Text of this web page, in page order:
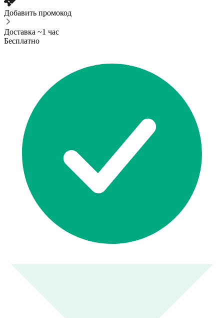
Добавить промокод
Доставка ~1 час
Бесплатно